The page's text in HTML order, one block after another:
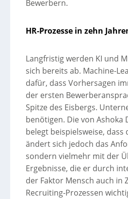
Bewerbern.
HR-Prozesse in zehn
Langfristig werden KI und
sich bereits ab. Machine-
dafür, dass Vorhersagen
der ersten
Spitze des Eisbergs.
benötigen. Die von Ashoka
belegt beispielsweise,
ändert sich jedoch das
sondern vielmehr mit der
Ergebnisse, die er durch
der Faktor Mensch auch in
Recruiting-Prozessen